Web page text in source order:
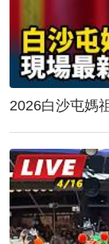
2026白沙屯媽